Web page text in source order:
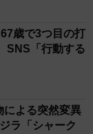
歳で3つ目の打
「行動する
による突然変異
ラ「シャーク